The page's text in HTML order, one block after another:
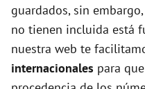
guardados, sin
no tienen incluida está
nuestra web te
internacionales para